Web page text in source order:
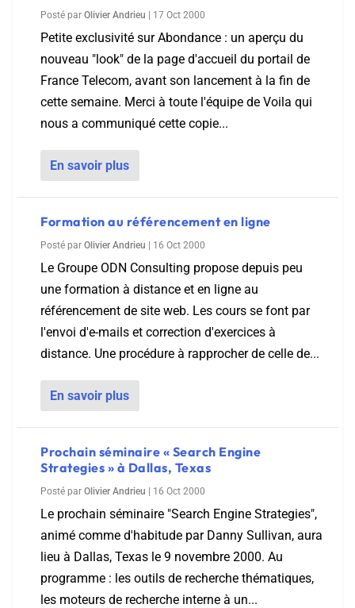
Posté par Olivier Andrieu 17 Oct 2000
Petite exclusivité sur Abondance : un aperçu du
nouveau "look" de la page d'accueil du portail de
France Telecom, avant son lancement à la fin de
cette semaine. Merci à toute l'équipe de Voila qui
nous a communiqué cette copie...
En savoir plus
Formation au référencement en ligne
Posté par Olivier Andrieu 16 Oct 2000
Le Groupe ODN Consulting propose depuis peu
une formation à distance et en ligne au
référencement de site web. Les cours se font par
l'envoi d'e-mails et correction d'exercices à
distance. Une procédure à rapprocher de celle de...
En savoir plus
Prochain séminaire « Search Engine
Strategies » à Dallas, Texas
Posté par Olivier Andrieu 16 Oct 2000
Le prochain séminaire "Search Engine Strategies",
animé comme d'habitude par Danny Sullivan, aura
lieu à Dallas, Texas le 9 novembre 2000. Au
programme : les outils de recherche thématiques,
les moteurs de recherche interne à un...